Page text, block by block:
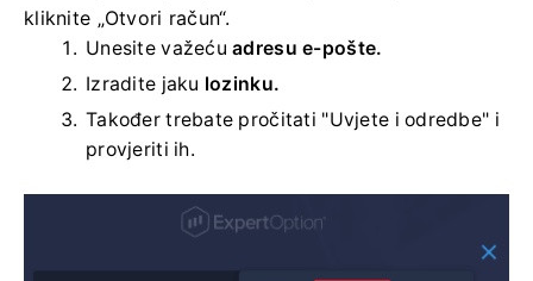
kliknite „Otvori račun“.
Unesite važećuadresu e-pošte.
Izradite jaku lozinku.
Također trebate pročitati "Uvjete i odredbe" i
provjeriti ih.